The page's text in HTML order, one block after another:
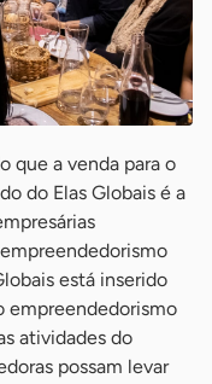
que a venda para o
do Elas Globais é a
está inserido
empreendedorismo
atividades do
possam levar